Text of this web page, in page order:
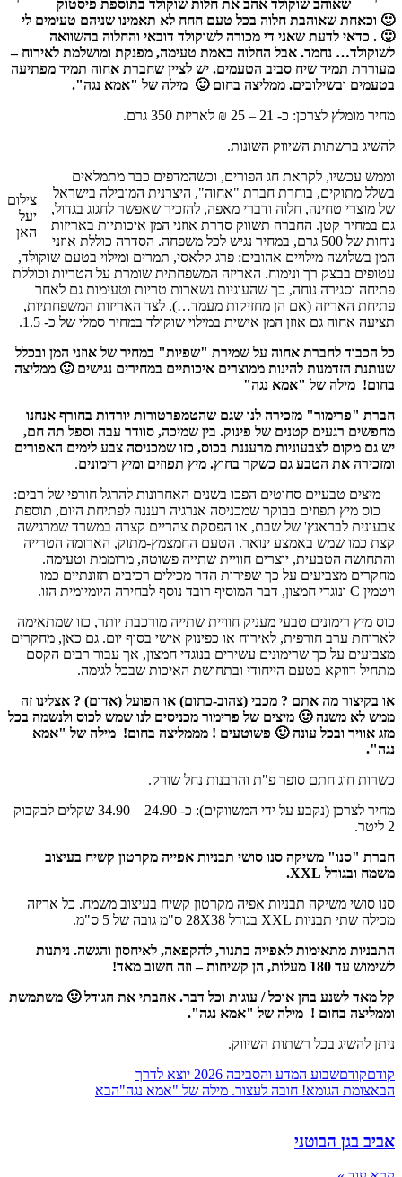
שאוהב שוקולד אהב את חלות שוקולד בתוספת פיסטוק
🙂 וכאחת שאוהבת חלוה בכל טעם חחח לא תאמינו שניהם טעימים לי
🙂 . כדאי לדעת שאני די מכורה לשוקולד דובאי והחלוה בהשוואה
לשוקולד… נחמד. אבל החלוה באמת טעימה, מפנקת ומושלמת לאירוח –
מעוררת תמיד שיח סביב הטעמים. יש לציין שחברת אחוה תמיד מפתיעה
בטעמים ובשילובים. ממליצה בחום 🙂 מילה של "אמא נגה".
מחיר מומלץ לצרכן: כ- 21 – 25 ₪ לאריזת 350 גרם.
להשיג ברשתות השיווק השונות.
צילום
יעל
האן
וממש עכשיו, לקראת חג הפורים, וכשהמדפים כבר מתמלאים
בשלל מתוקים, בוחרת חברת "אחוה", היצרנית המובילה בישראל
של מוצרי טחינה, חלוה ודברי מאפה, להזכיר שאפשר לחגוג בגדול,
גם במחיר קטן. החברה תשווק סדרת אוזני המן איכותיות באריזות
נוחות של 500 גרם, במחיר נגיש לכל משפחה. הסדרה כוללת אוזני
המן בשלושה מילויים אהובים: פרג קלאסי, תמרים ומילוי בטעם שוקולד,
עטופים בבצק רך ונימוח. האריזה המשפחתית שומרת על הטריות וכוללת
פתיחה וסגירה נוחה, כך שהעוגיות נשארות טריות וטעימות גם לאחר
פתיחת האריזה (אם הן מחזיקות מעמד…). לצד האריזות המשפחתיות,
תציעה אחוה גם אוזן המן אישית במילוי שוקולד במחיר סמלי של כ- 1.5.
כל הכבוד לחברת אחוה על שמירת "שפיות" במחיר של אוזני המן ובכלל
שנותנת הזדמנות להינות ממוצרים איכותיים במחירים נגישים 🙂 ממליצה
בחום! מילה של "אמא נגה"
חברת "פרימור" מזכירה לנו שגם שהטמפרטורות יורדות בחורף אנחנו
מחפשים רגעים קטנים של פינוק. בין שמיכה, סוודר עבה וספל תה חם,
יש גם מקום לצבעוניות מרעננת בכוס, כזו שמכניסה צבע לימים האפורים
ומזכירה את הטבע גם כשקר בחוץ. מיץ תפוזים ומיץ רימונים.
מיצים טבעיים סחוטים הפכו בשנים האחרונות להרגל חורפי של רבים:
כוס מיץ תפוזים בבוקר שמכניסה אנרגיה רעננה לפתיחת היום, תוספת
צבעונית לבראנץ' של שבת, או הפסקת צהריים קצרה במשרד שמרגישה
קצת כמו שמש באמצע ינואר. הטעם החמצמץ-מתוק, הארומה הטרייה
והתחושה הטבעית, יוצרים חוויית שתייה פשוטה, מרוממת וטעימה.
מחקרים מצביעים על כך שפירות הדר מכילים רכיבים תזונתיים כמו
ויטמין C ונוגדי חמצון, דבר המוסיף רובד נוסף לבחירה היומיומית הזו.
כוס מיץ רימונים טבעי מעניק חוויית שתייה מורכבת יותר, כזו שמתאימה
לארוחת ערב חורפית, לאירוח או כפינוק אישי בסוף יום. גם כאן, מחקרים
מצביעים על כך שרימונים עשירים בנוגדי חמצון, אך עבור רבים הקסם
מתחיל דווקא בטעם הייחודי ובתחושת האיכות שבכל לגימה.
או בקיצור מה אתם ? מכבי (צהוב-כתום) או הפועל (אדום) ? אצלינו זה
ממש לא משנה 🙂 מיצים של פרימור מכניסים לנו שמש לכוס ולנשמה בכל
מזג אוויר ובכל עונה 🙂 פשוטעים ! מממליצה בחום! מילה של "אמא
נגה".
כשרות חוג חתם סופר פ"ת והרבנות נחל שורק.
מחיר לצרכן (נקבע על ידי המשווקים): כ- 24.90 – 34.90 שקלים לבקבוק
2 ליטר.
חברת "סנו" משיקה סנו סושי תבניות אפייה מקרטון קשיח בעיצוב
משמח ובגודל XXL.
סנו סושי משיקה תבניות אפיה מקרטון קשיח בעיצוב משמח. כל אריזה
מכילה שתי תבניות XXL בגודל 28X38 ס"מ גובה של 5 ס"מ.
התבניות מתאימות לאפייה בתנור, להקפאה, לאיחסון והגשה. ניתנות
לשימוש עד 180 מעלות, הן קשיחות – וזה חשוב מאד!
קל מאד לשנע בהן אוכל / עוגות וכל דבר. אהבתי את הגודל 🙂 משתמשת
וממליצה בחום ! מילה של "אמא נגה".
ניתן להשיג בכל רשתות השיווק.
קודםקודםשבוע המדע והסביבה 2026 יוצא לדרך
הבאצומת הגומא! חובה לעצור. מילה של "אמא נגה"הבא
אביב בגן הבוטני